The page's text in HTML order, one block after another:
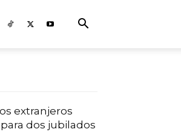
extranjeros
dos jubilados